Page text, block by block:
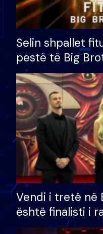
Selin shpallet
pestë të Big
çmimin e madh
Vendi i tretë në
është finalisti i